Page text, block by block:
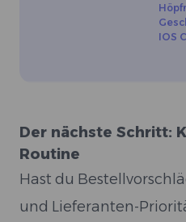
IOS
Der nächste Schritt:
Routine
Hast du
und Lieferanten-